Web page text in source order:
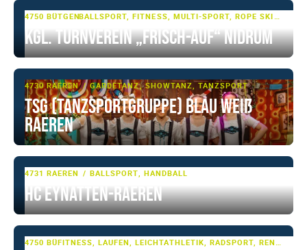
4750 BÜTGENBACH, NIDRUM
Kgl. Turnverein „Frisch-Auf“ Nidrum
4730 RAEREN GARDETANZ, SHOWTANZ, TANZSPORT
TSG (Tanzsportgruppe) Blau Weiß
Raeren
4731 RAEREN BALLSPORT, HANDBALL
HC Eynatten-Raeren
4750 BÜTGENBACH